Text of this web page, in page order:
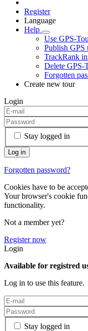
Register
Language
Help
Use GPS-
Publish GPS
TrackRank
Delete GPS-
Forgotten
Create new tour
Login
Stay logged in
Forgotten password?
Cookies have to be
Your browser's cookie
functionality.
Not a member yet?
Register now
Login
Available for registred
Log in to use this feature.
Stay logged in